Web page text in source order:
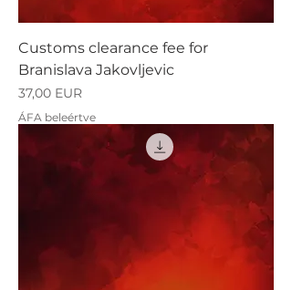
Customs clearance fee for
Branislava Jakovljevic
Ár
37,00 EUR
ÁFA beleértve